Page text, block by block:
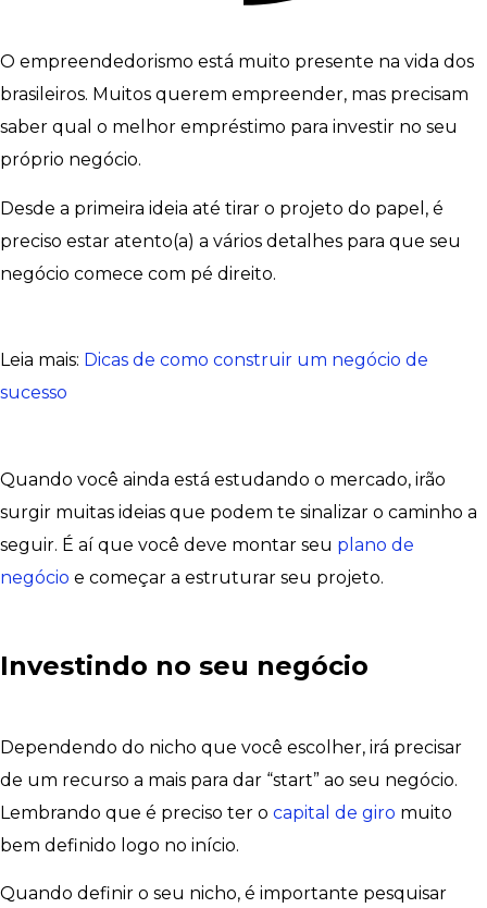
O empreendedorismo está muito presente na vida dos
brasileiros. Muitos querem empreender, mas precisam
saber qual o melhor empréstimo para investir no seu
próprio negócio.
Desde a primeira ideia até tirar o projeto do papel, é
preciso estar atento(a) a vários detalhes para que seu
negócio comece com pé direito.
Leia mais: Dicas de como construir um negócio de
sucesso
Quando você ainda está estudando o mercado, irão
surgir muitas ideias que podem te sinalizar o caminho a
seguir. É aí que você deve montar seu plano de
negócio e começar a estruturar seu projeto.
Investindo no seu negócio
Dependendo do nicho que você escolher, irá precisar
de um recurso a mais para dar “start” ao seu negócio.
Lembrando que é preciso ter o capital de giro muito
bem definido logo no início.
Quando definir o seu nicho, é importante pesquisar